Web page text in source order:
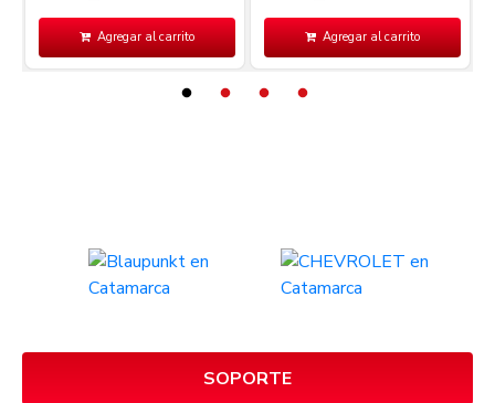
Agregar al carrito Agregar al carrito
SOPORTE